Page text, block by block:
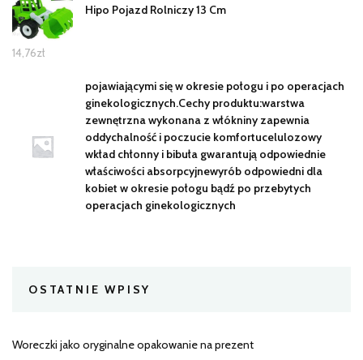
Hipo Pojazd Rolniczy 13 Cm
14,76zł
pojawiającymi się w okresie połogu i po operacjach
ginekologicznych.Cechy produktu:warstwa
zewnętrzna wykonana z włókniny zapewnia
oddychalność i poczucie komfortucelulozowy
wkład chłonny i bibuła gwarantują odpowiednie
właściwości absorpcyjnewyrób odpowiedni dla
kobiet w okresie połogu bądź po przebytych
operacjach ginekologicznych
OSTATNIE WPISY
Woreczki jako oryginalne opakowanie na prezent